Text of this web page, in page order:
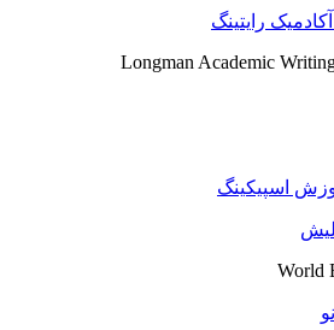
رایتینگ
Longman Academic
اسپیکینگ
World